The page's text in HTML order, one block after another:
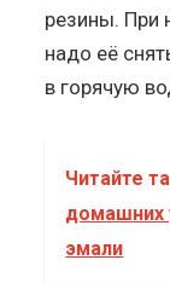
резины. При
надо её
в горячую
Читайте
домашних
эмали